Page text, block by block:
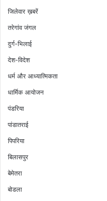
जिलेवार ख़बरें
तरेगांव जंगल
दुर्ग-भिलाई
देश-विदेश
धर्म और आध्यात्मिकता
धार्मिक आयोजन
पंडरिया
पांडातराई
पिपरिया
बिलासपुर
बेमेतरा
बोडला